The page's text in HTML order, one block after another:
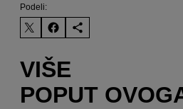
Podeli:
VIŠE
POPUT